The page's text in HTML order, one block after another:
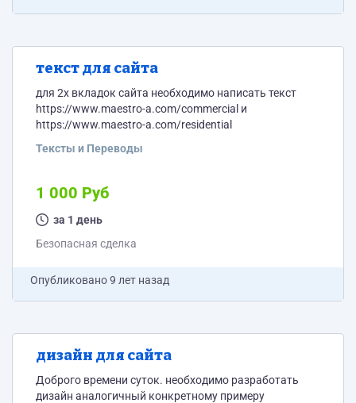
текст для сайта
для 2х вкладок сайта необходимо написать текст
https://www.maestro-a.com/commercial и
https://www.maestro-a.com/residential
Тексты и Переводы
1 000 Руб
за 1 день
Безопасная сделка
Опубликовано9 лет назад
дизайн для сайта
Доброго времени суток. необходимо разработать
дизайн аналогичный конкретному примеру